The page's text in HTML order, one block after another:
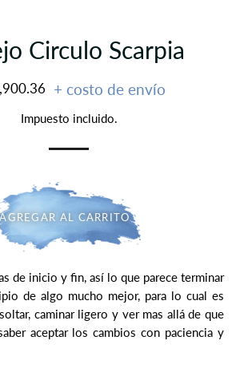
Circulo Scarpia
+ costo de envío
Impuesto incluido.
AGREGAR AL CARRITO
de inicio y fin, así lo que parece terminar
de algo mucho mejor, para lo cual es
caminar ligero y ver mas allá de que
aceptar los cambios con paciencia y